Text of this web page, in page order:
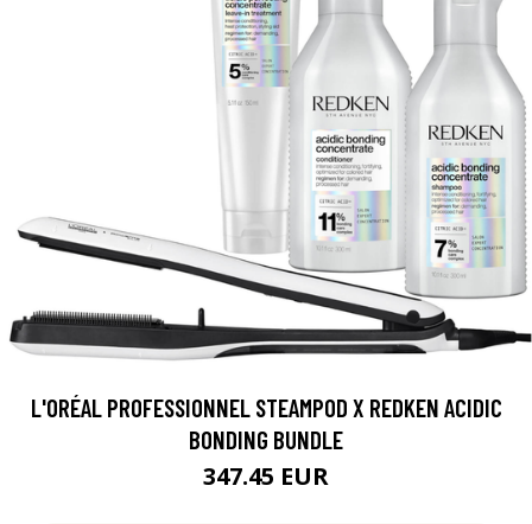
L'ORÉAL PROFESSIONNEL STEAMPOD X REDKEN ACIDIC
BONDING BUNDLE
347.45 EUR